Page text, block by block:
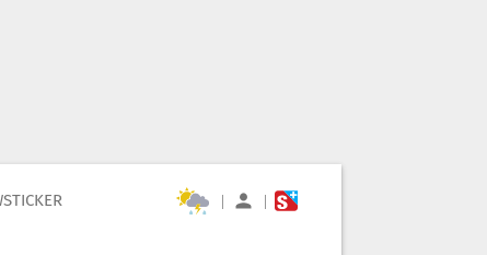
| |